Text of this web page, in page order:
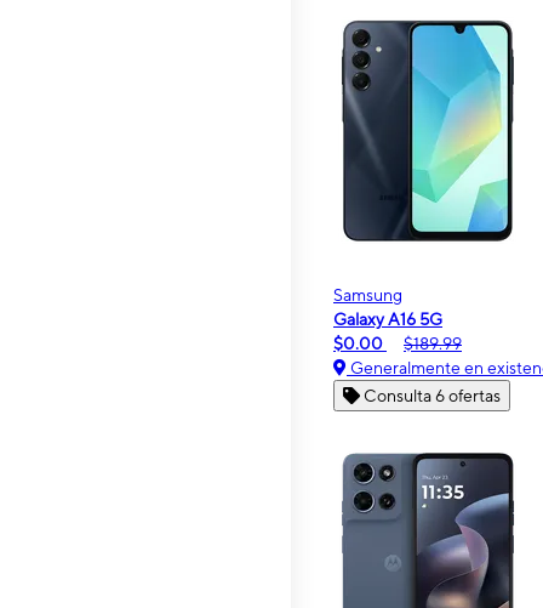
Samsung
Galaxy A16 5G
$0.00
$189.99
Generalmente en
Consulta 6 ofertas